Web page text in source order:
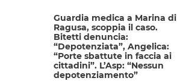
Guardia medica a Marina di
Ragusa, scoppia il caso.
Bitetti denuncia:
“Depotenziata”, Angelica:
“Porte sbattute in faccia ai
cittadini”. L’Asp: “Nessun
depotenziamento”